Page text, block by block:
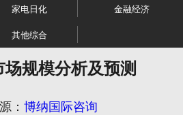
行业报告
大数据
家电日化 金融经济
其他综合
规模分析及预测
： 博纳国际咨询